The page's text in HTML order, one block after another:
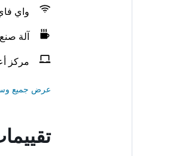
واي
آلة
مركز
عرض جميع